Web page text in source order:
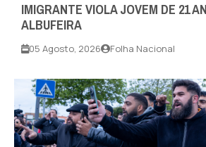
IMIGRANTE VIOLA JOVEM DE 21
ALBUFEIRA
05 Agosto, 2026 Folha Nacional